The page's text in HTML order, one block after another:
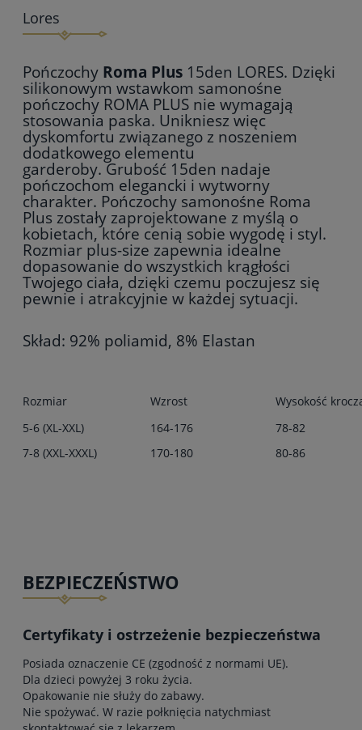
Lores
Pończochy Roma Plus 15den LORES. Dzięki
silikonowym wstawkom samonośne
pończochy ROMA PLUS nie wymagają
stosowania paska. Unikniesz więc
dyskomfortu związanego z noszeniem
dodatkowego elementu
garderoby. Grubość 15den nadaje
pończochom elegancki i wytworny
charakter. Pończochy samonośne Roma
Plus zostały zaprojektowane z myślą o
kobietach, które cenią sobie wygodę i styl.
Rozmiar plus-size zapewnia idealne
dopasowanie do wszystkich krągłości
Twojego ciała, dzięki czemu poczujesz się
pewnie i atrakcyjnie w każdej sytuacji.
Skład: 92% poliamid, 8% Elastan
Rozmiar Wzrost
Wysokość
5-6 (XL-XXL)
164-176
78-82
7-8 (XXL-XXXL)
170-180 80-86
BEZPIECZEŃSTWO
Certyfikaty i ostrzeżenie bezpieczeństwa
Posiada oznaczenie CE (zgodność z normami UE).
Dla dzieci powyżej 3 roku życia.
Opakowanie nie służy do zabawy.
Nie spożywać. W razie połknięcia natychmiast